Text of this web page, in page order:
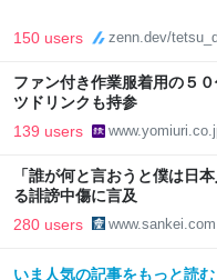
150 users zenn.dev/
ファン付き作業服着用の５
ツドリンクも持参
139 users
「誰が何と言おうと僕は日
る誹謗中傷に言及
280 users www.sankei.com
いま人気の記事をもっと読む